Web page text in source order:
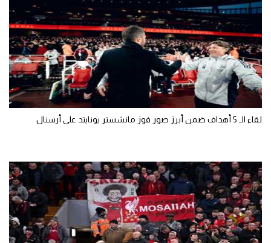
لقاء الـ 5 أهداف ضمن أبرز صور فوز مانشستر يونايتد على أرسنال